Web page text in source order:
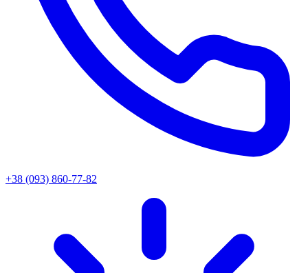
+38 (093) 860-77-82